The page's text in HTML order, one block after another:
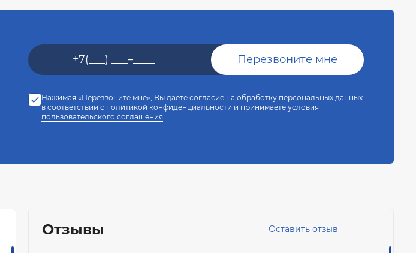
Нажимая «Перезвоните мне», Вы даете согласие на обработку персональных данных
в соответствии с политикой конфиденциальности и принимаете условия
пользовательского соглашения.
Отзывы Оставить отзыв